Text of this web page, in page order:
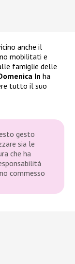
anche il
mobilitati e
famiglie delle
In ha
tutto il suo
gesto
sia le
che ha
commesso